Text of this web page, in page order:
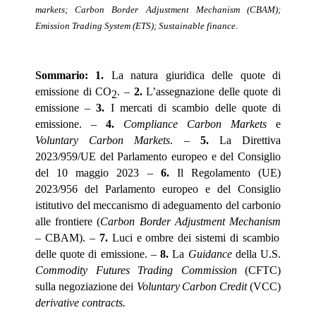
markets; Carbon Border Adjustment Mechanism (CBAM);
Emission Trading System (ETS); Sustainable finance.
Sommario: 1. La natura giuridica delle quote di
emissione di CO2. – 2.L’assegnazione delle quote di
emissione –3. I mercati di scambio delle quote di
emissione. –4. Compliance Carbon Marketse
Voluntary Carbon Markets. – 5. La Direttiva
2023/959/UE del Parlamento europeo e del Consiglio
del 10 maggio 2023 –6. Il Regolamento (UE)
2023/956 del Parlamento europeo e del Consiglio
istitutivo del meccanismo di adeguamento del carbonio
alle frontiere (Carbon Border Adjustment Mechanism
– CBAM). – 7.Luci e ombre dei sistemi di scambio
delle quote di emissione. –8. La Guidancedella U.S.
Commodity Futures Trading Commission(CFTC)
sulla negoziazione dei Voluntary Carbon Credit(VCC)
derivative contracts.